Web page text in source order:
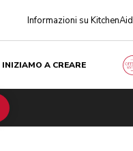
Informazioni su KitchenAid
INIZIAMO A CREARE